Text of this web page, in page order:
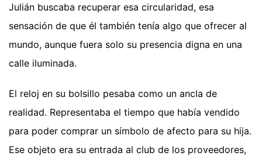
Julián buscaba recuperar esa circularidad, esa
sensación de que él también tenía algo que ofrecer al
mundo, aunque fuera solo su presencia digna en una
calle iluminada.
El reloj en su bolsillo pesaba como un ancla de
realidad. Representaba el tiempo que había vendido
para poder comprar un símbolo de afecto para su hija.
Ese objeto era su entrada al club de los proveedores,